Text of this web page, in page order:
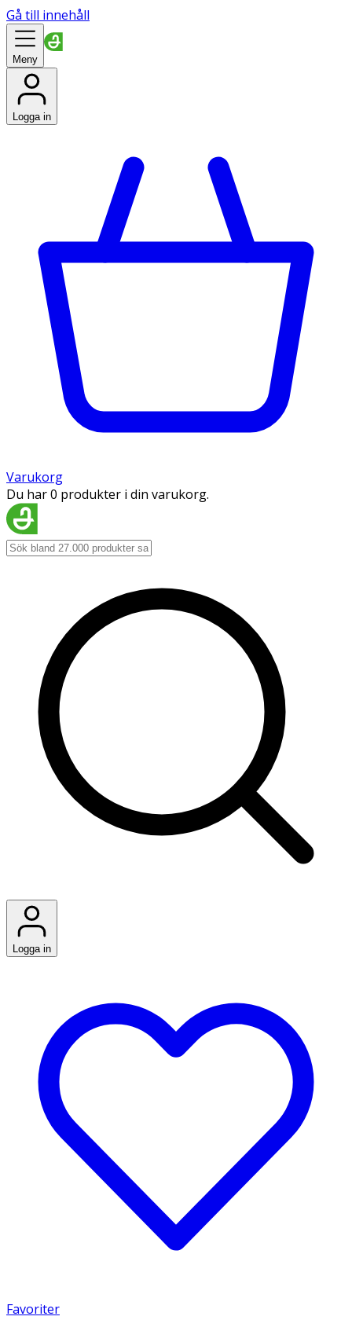
Gå till innehåll
Meny
Logga in
Varukorg
Du har 0 produkter i din varukorg.
Logga in
Favoriter